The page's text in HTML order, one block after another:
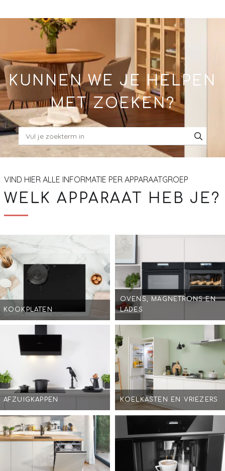
to
KUNNEN WE JE HELPEN
MET ZOEKEN?
VIND HIER ALLE INFORMATIE PER APPARAATGROEP
WELK APPARAAT HEB JE?
KOOKPLATEN
OVENS, MAGNETRONS EN
LADES
AFZUIGKAPPEN KOELKASTEN EN VRIEZERS